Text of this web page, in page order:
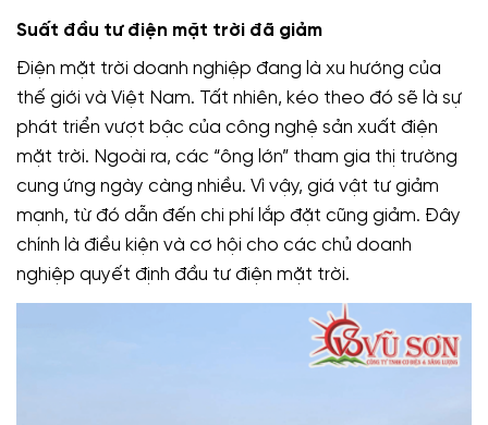
Suất đầu tư điện mặt trời đã giảm
Điện mặt trời doanh nghiệp đang là xu hướng của
thế giới và Việt Nam. Tất nhiên, kéo theo đó sẽ là sự
phát triển vượt bậc của công nghệ sản xuất điện
mặt trời. Ngoài ra, các “ông lớn” tham gia thị trường
cung ứng ngày càng nhiều. Vì vậy, giá vật tư giảm
mạnh, từ đó dẫn đến chi phí lắp đặt cũng giảm. Đây
chính là điều kiện và cơ hội cho các chủ doanh
nghiệp quyết định đầu tư điện mặt trời.